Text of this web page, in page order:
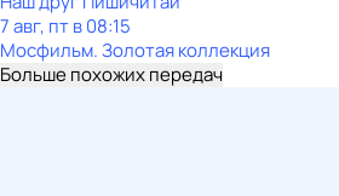
7 авг, пт в 08:15
Мосфильм. Золотая коллекция
Больше похожих передач